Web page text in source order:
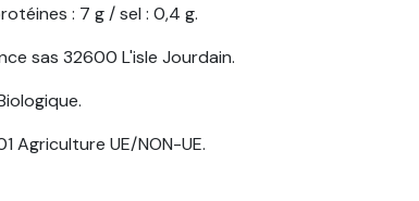
: 7 g / sel : 0,4 g.
sas 32600 L'isle Jourdain.
Agriculture UE/NON-UE.